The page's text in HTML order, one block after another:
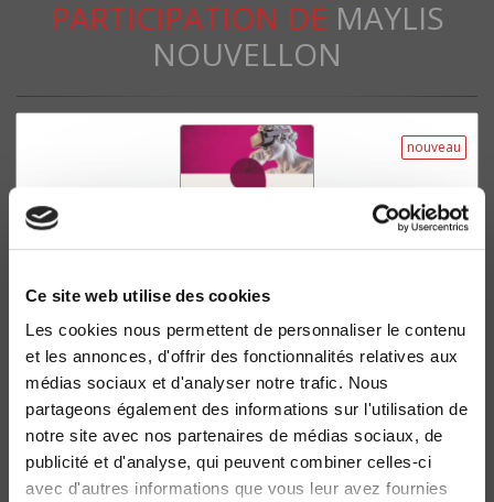
Ce site web utilise des cookies
Les cookies nous permettent de personnaliser le contenu
et les annonces, d'offrir des fonctionnalités relatives aux
médias sociaux et d'analyser notre trafic. Nous
partageons également des informations sur l'utilisation de
notre site avec nos partenaires de médias sociaux, de
publicité et d'analyse, qui peuvent combiner celles-ci
avec d'autres informations que vous leur avez fournies
PARTICIPATION DE MAYLIS
NOUVELLON
nouveau
Culture en régime numérique
Vincent Berry, Anne Jonchery